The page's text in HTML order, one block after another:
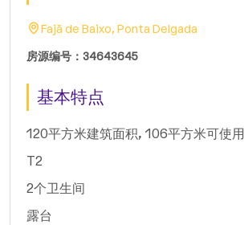
Fajã de Baixo, Ponta Delgada
房源编号：34643645
基本特点
120平方米建筑面积, 106平方米可使用
T2
2个卫生间
露台